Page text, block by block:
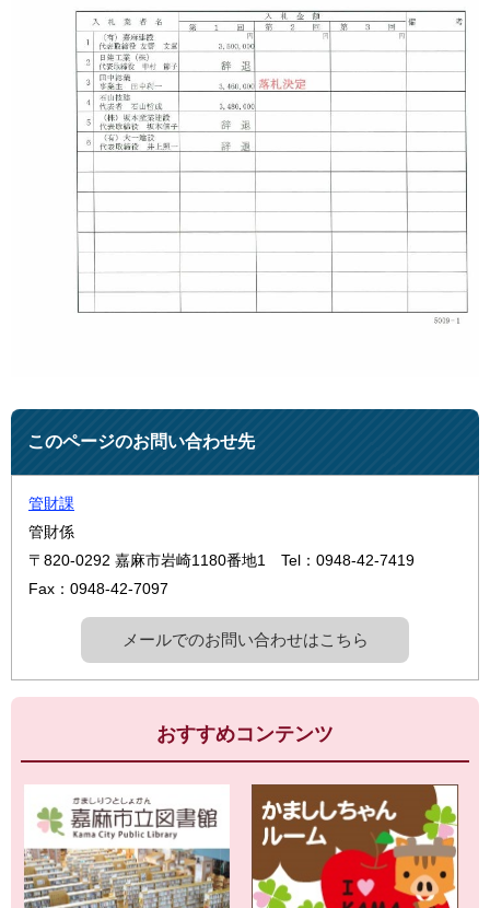
このページのお問い合わせ先
管財課
管財係
〒820-0292 嘉麻市岩崎1180番地1
Tel：0948-42-7419
Fax：0948-42-7097
メールでのお問い合わせはこちら
おすすめコンテンツ